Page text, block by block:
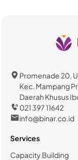
Promenade 20,
Kec. Mampang
Daerah Khusus
021 397 11642
info@binar.co.id
Services
Capacity Building